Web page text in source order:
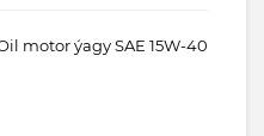
motor ýagy SAE 15W-40